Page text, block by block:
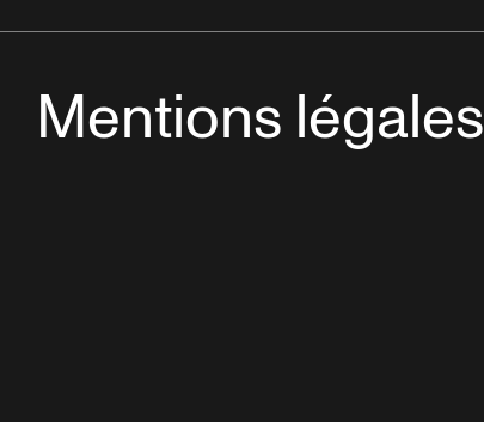
Mentions légales